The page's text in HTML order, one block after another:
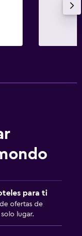
para ti
ofertas de
lugar.